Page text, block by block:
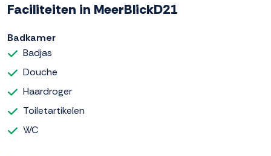
Faciliteiten in MeerBlickD21
Badkamer
Badjas
Douche
Haardroger
Toiletartikelen
WC